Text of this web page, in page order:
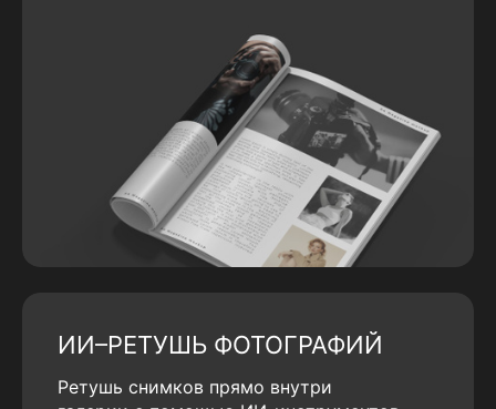
ИИ–РЕТУШЬ ФОТОГРАФИЙ
Ретушь снимков прямо внутри